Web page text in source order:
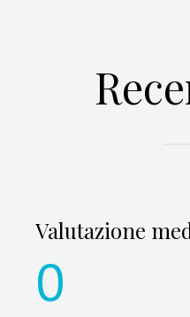
Valutazione
0